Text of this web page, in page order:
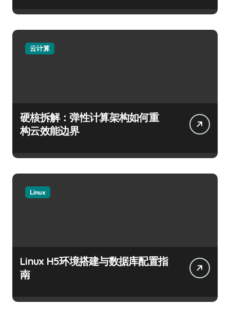
云计算
硬核拆解：弹性计算架构如何重
构云效能边界
Linux
Linux H5环境搭建与数据库配置指
南